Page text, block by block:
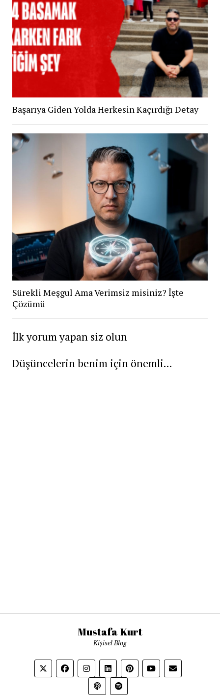
Başarıya Giden Yolda Herkesin Kaçırdığı Detay
Sürekli Meşgul Ama Verimsiz misiniz? İşte
Çözümü
İlk yorum yapan siz olun
Düşüncelerin benim için önemli...
Mustafa Kurt
Kişisel Blog